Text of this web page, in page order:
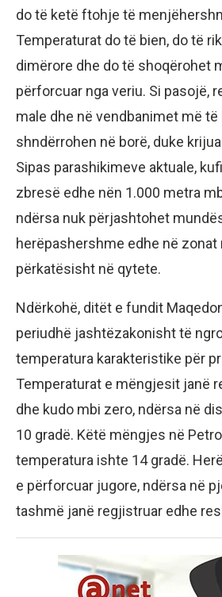
do të ketë ftohje të
Temperaturat do të bien, do të
dimërore dhe do të shoqërohet
përforcuar nga veriu. Si pasojë,
male dhe në vendbanimet më të
shndërrohen në borë, duke
Sipas parashikimeve aktuale,
zbresë edhe nën 1.000 metra
ndërsa nuk përjashtohet
herëpashershme edhe në zonat
përkatësisht në qytete.
Ndërkohë, ditët e fundit
periudhë jashtëzakonisht të
temperatura karakteristike për
Temperaturat e mëngjesit janë
dhe kudo mbi zero, ndërsa në
10 gradë. Këtë mëngjes në
temperatura ishte 14 gradë.
e përforcuar jugore, ndërsa në
tashmë janë regjistruar edhe